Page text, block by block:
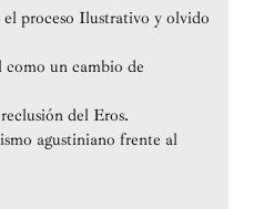
el proceso Ilustrativo y olvido
un cambio de
del Eros.
agustiniano frente al